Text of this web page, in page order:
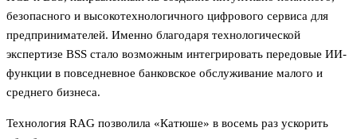
безопасного и высокотехнологичного цифрового сервиса для
предпринимателей. Именно благодаря технологической
экспертизе BSS стало возможным интегрировать передовые ИИ-
функции в повседневное банковское обслуживание малого и
среднего бизнеса.
Технология RAG позволила «Катюше» в восемь раз ускорить